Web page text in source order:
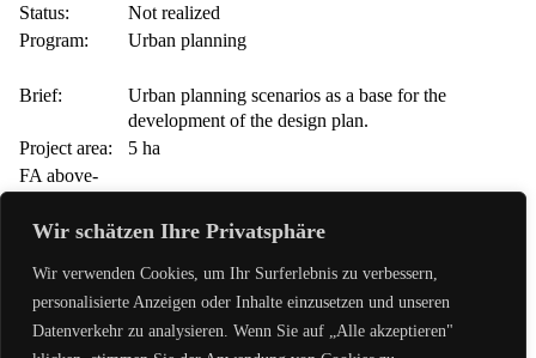
Wir schätzen Ihre Privatsphäre
Wir verwenden Cookies, um Ihr Surferlebnis zu verbessern,
personalisierte Anzeigen oder Inhalte einzusetzen und unseren
Datenverkehr zu analysieren. Wenn Sie auf „Alle akzeptieren"
Status:
Not realized
Program:
Urban planning
Brief:
Urban planning scenarios as a base for the
development of the design plan.
Project area:
5 ha
FA above-
Architecture: Bachelard Wagner Architects, Basel & HHF
Architects, Basel